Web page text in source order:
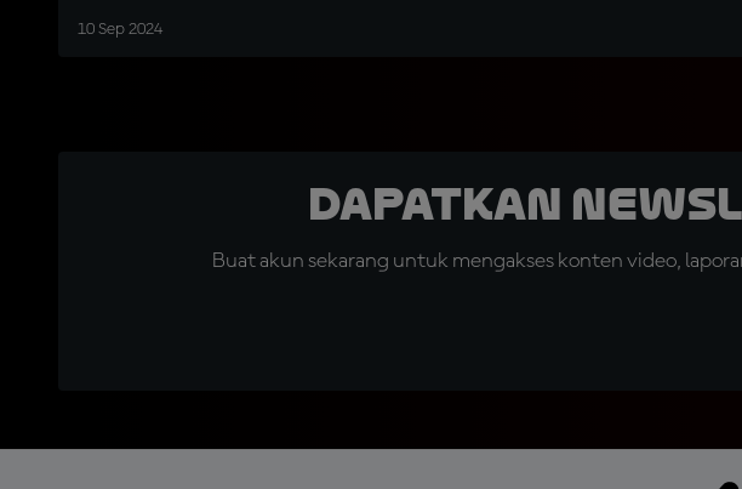
10 Sep 2024
Dapatkan
Buat akun sekarang untuk mengakses konten video,